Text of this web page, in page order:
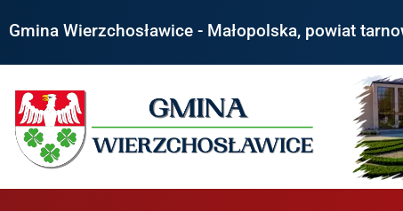
Gmina Wierzchosławice - Małopolska, powiat